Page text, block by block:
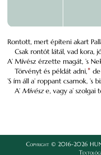
Rontott, mert építeni akart
Csak rontót látál, vad kora,
A’ Mívész érzette magát, ’s
Törvényt és példát adni,*
’S ím áll a’ roppant csarnok,
A’ Mívésze, vagy a’ szolgai
Copyright © 2016-2026